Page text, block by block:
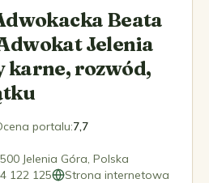
Beata
Jelenia
karne, rozwód,
portalu:7,7
Jelenia Góra, Polska
122 125 Strona internetowa